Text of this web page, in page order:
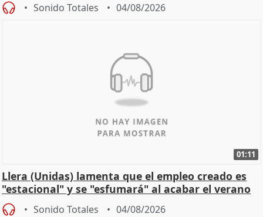
Sonido Totales 04/08/2026
01:11
Llera (Unidas) lamenta que el empleo creado es
"estacional" y se "esfumará" al acabar el verano
Sonido Totales 04/08/2026